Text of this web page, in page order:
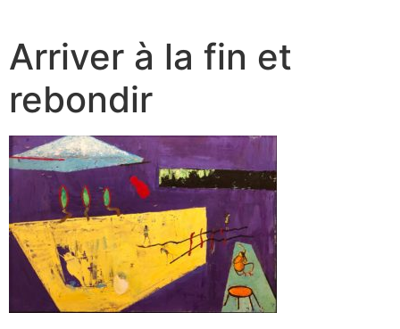
Arriver à la fin et
rebondir